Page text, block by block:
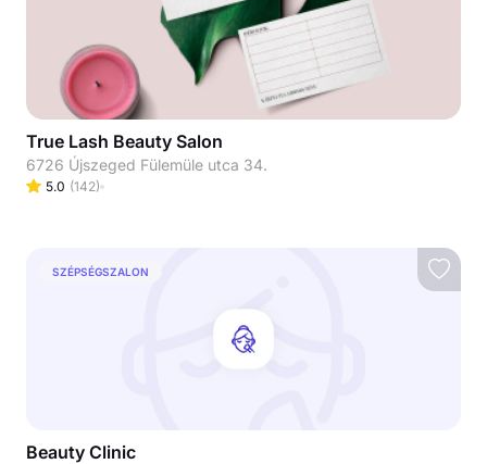
True Lash Beauty Salon
6726 Újszeged Fülemüle utca 34.
5.0 (142)
SZÉPSÉGSZALON
Beauty Clinic